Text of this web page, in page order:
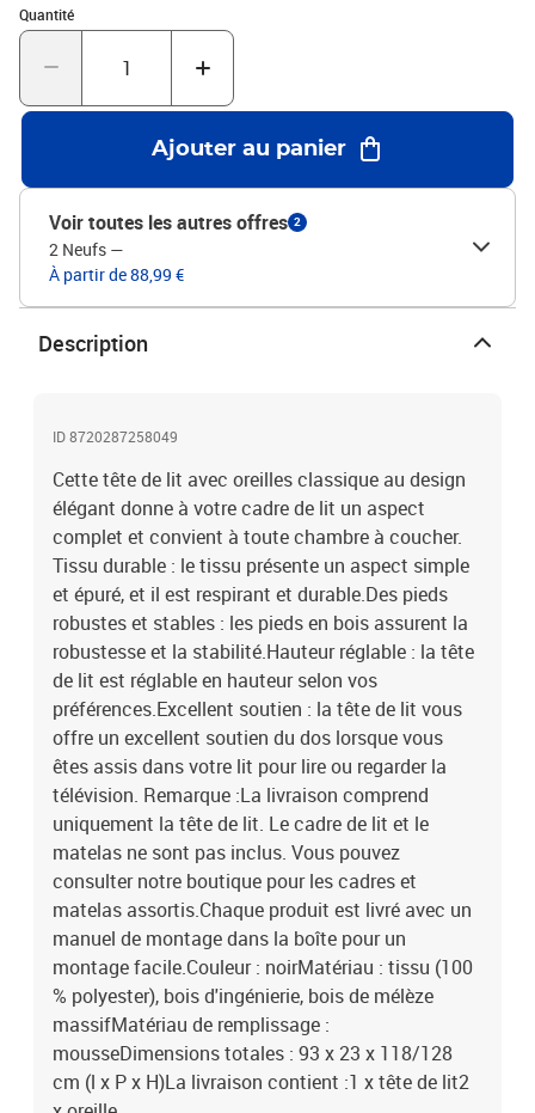
matelas assortis.Chaque produit est livré avec un manuel de
montage dans la boîte pour un montage facile.Couleur :
noirMatériau : tissu (100 % polyester), bois d'ingénierie, bois de
totales : 93 x 23 x 118/128 cm (l x P x H)La livraison contient :1 x
tête de lit2 x oreille
Quantité
Quantité : 1
Ajouter au panier
Voir toutes les autres offres 2
2 Neufs —
À partir de 88,99 €
Description
ID 8720287258049
Cette tête de lit avec oreilles classique au design
élégant donne à votre cadre de lit un aspect
complet et convient à toute chambre à coucher.
Tissu durable : le tissu présente un aspect simple
et épuré, et il est respirant et durable.Des pieds
robustes et stables : les pieds en bois assurent la
robustesse et la stabilité.Hauteur réglable : la tête
de lit est réglable en hauteur selon vos
préférences.Excellent soutien : la tête de lit vous
offre un excellent soutien du dos lorsque vous
êtes assis dans votre lit pour lire ou regarder la
télévision. Remarque :La livraison comprend
uniquement la tête de lit. Le cadre de lit et le
matelas ne sont pas inclus. Vous pouvez
consulter notre boutique pour les cadres et
matelas assortis.Chaque produit est livré avec un
manuel de montage dans la boîte pour un
montage facile.Couleur : noirMatériau : tissu (100
% polyester), bois d'ingénierie, bois de mélèze
massifMatériau de remplissage :
mousseDimensions totales : 93 x 23 x 118/128
cm (l x P x H)La livraison contient :1 x tête de lit2